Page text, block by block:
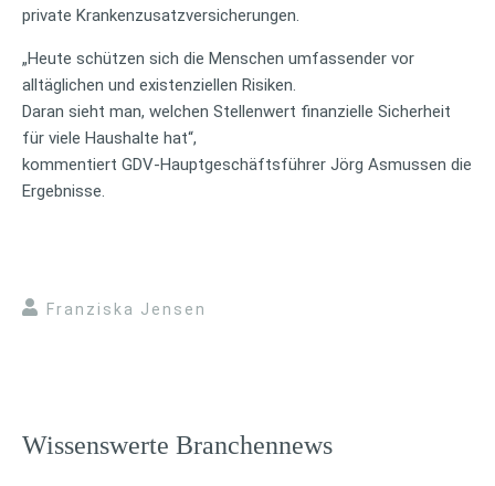
private Krankenzusatzversicherungen.
„Heute schützen sich die Menschen umfassender vor
alltäglichen und existenziellen Risiken.
Daran sieht man, welchen Stellenwert finanzielle Sicherheit
für viele Haushalte hat“,
kommentiert GDV-Hauptgeschäftsführer Jörg Asmussen die
Ergebnisse.
Franziska Jensen
Wissenswerte Branchennews